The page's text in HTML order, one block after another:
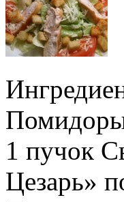
Помидоры
1 пучок
Цезарь»